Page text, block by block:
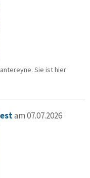
Sie ist hier
am 07.07.2026